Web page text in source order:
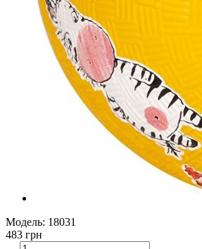
Модель: 18031
483 грн